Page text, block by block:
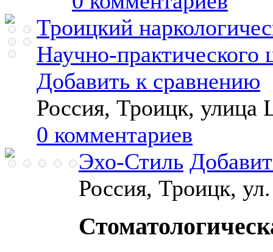
Троицкий
Научно-практического
Добавить к сравнению
Россия, Троицк, улица
0 комментариев
Эхо-Стиль
Россия, Троицк,